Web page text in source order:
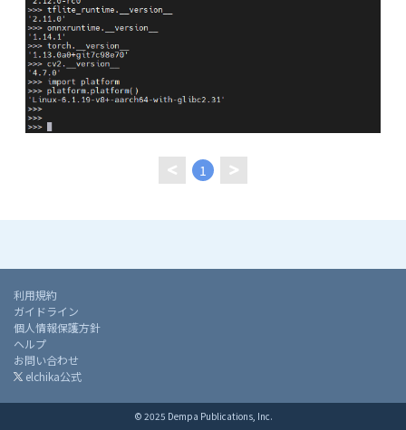
1
利用規約
ガイドライン
個人情報保護方針
ヘルプ
お問い合わせ
elchika公式
© 2025 Dempa Publications, Inc.